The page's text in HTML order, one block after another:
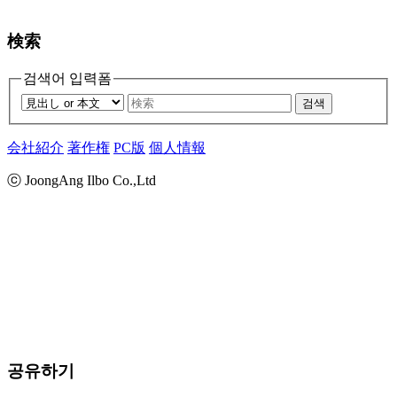
検索
검색어 입력폼
검색
会社紹介 著作権 PC版 個人情報
ⓒ JoongAng Ilbo Co.,Ltd
공유하기